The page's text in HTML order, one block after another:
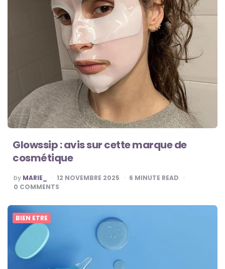
Glowssip : avis sur cette marque de
cosmétique
POSTED
BY
by MARIE_ 12 NOVEMBRE 2025 6 MINUTE READ
0 COMMENTS
BIEN ETRE